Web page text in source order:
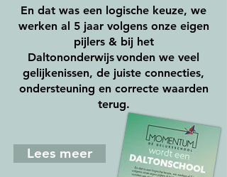
En dat was een logische keuze, we
werken al 5 jaar volgens onze eigen
pijlers & bij het
Daltononderwijsvonden we veel
gelijkenissen, de juiste connecties,
ondersteuning en correcte waarden
terug.
Lees meer